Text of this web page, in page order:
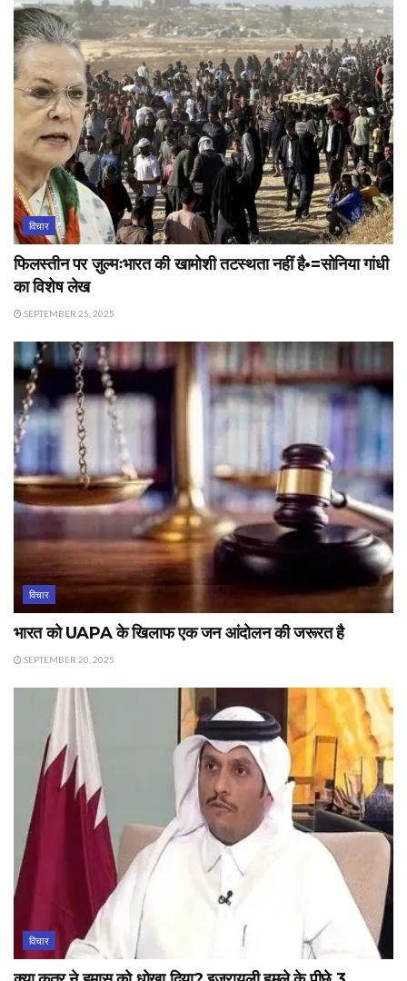
विचार
फिलस्तीन पर ज़ुल्मःभारत की खामोशी तटस्थता नहीं है•=सोनिया गांधी
का विशेष लेख
SEPTEMBER 25, 2025
विचार
भारत को UAPA के खिलाफ एक जन आंदोलन की जरूरत है
SEPTEMBER 20, 2025
विचार